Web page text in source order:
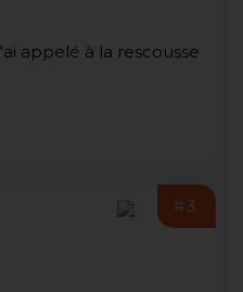
appelé à la rescousse
#3